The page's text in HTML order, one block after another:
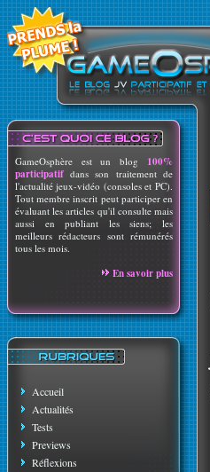
GameOsphère est un blog 100%
participatif dans son traitement de
l'actualité jeux-vidéo (consoles et PC).
Tout membre inscrit peut participer en
évaluant les articles qu'il consulte mais
aussi en publiant les siens; les
meilleurs rédacteurs sont rémunérés
tous les mois.
En savoir plus
Accueil
Actualités
Tests
Previews
Réflexions